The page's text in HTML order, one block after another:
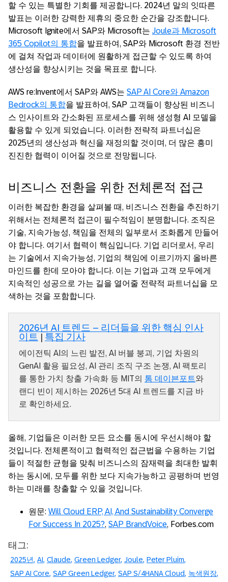
할 수 있는 특별한 기회를 제공합니다. 2024년 말의 잇따른
발표는 이러한 강력한 제휴의 중요한 순간을 강조합니다.
Microsoft Ignite에서 SAP와 Microsoft는 Joule과 Microsoft
365 Copilot의 통합을 발표하여, SAP와 Microsoft 환경 전반
에 걸쳐 작업과 데이터에 원활하게 접근할 수 있도록 하여
생산성을 향상시키는 것을 목표로 합니다.
AWS re:Invent에서 SAP와 AWS는 SAP AI Core와 Amazon
Bedrock의 통합을 발표하여, SAP 고객들이 향상된 비즈니
스 인사이트와 간소화된 프로세스를 위해 생성형 AI 모델을
활용할 수 있게 되었습니다. 이러한 전략적 파트너십은
2025년의 생산성과 혁신을 재정의할 것이며, 더 많은 흥미
진진한 협력이 이어질 것으로 전망됩니다.
비즈니스 전환을 위한 전체론적 접근
이러한 복잡한 환경을 살펴볼 때, 비즈니스 전환을 추진하기
위해서는 전체론적 접근이 필수적임이 분명합니다. 조직은
기술, 지속가능성, 책임을 전체의 일부로서 조화롭게 만들어
야 합니다. 여기서 협력이 핵심입니다. 기업 리더로서, 우리
는 기술에서 지속가능성, 기업의 책임에 이르기까지 올바른
마인드를 한데 모아야 합니다. 이는 기업과 고객 모두에게
지속적인 성공으로 가는 길을 열어줄 전략적 파트너십을 모
색하는 것을 포함합니다.
2026년 AI 트렌드 – 리더들을 위한 핵심 인사
이트 | 특집 기사
에이전틱 AI의 느린 발전, AI 버블 붕괴, 기업 차원의
GenAI 활용 필요성, AI 관리 조직 구조 논쟁, AI 팩토리
를 통한 가치 창출 가속화 등 MIT의 톰 데이븐포트와
랜디 빈이 제시하는 2026년 5대 AI 트렌드를 지금 바
로 확인하세요.
올해, 기업들은 이러한 모든 요소를 동시에 우선시해야 할
것입니다. 전체론적이고 협력적인 접근법을 수용하는 기업
들이 적절한 균형을 맞춰 비즈니스의 잠재력을 최대한 발휘
하는 동시에, 모두를 위한 보다 지속가능하고 공평하며 번영
하는 미래를 창출할 수 있을 것입니다.
원문: Will Cloud ERP, AI, And Sustainability Converge
For Success In 2025?, SAP BrandVoice, Forbes.com
태그:
2025년 AI Claude Green Ledger Joule Peter Pluim
SAP AI Core SAP Green Ledger SAP S/4HANA Cloud
녹색원장